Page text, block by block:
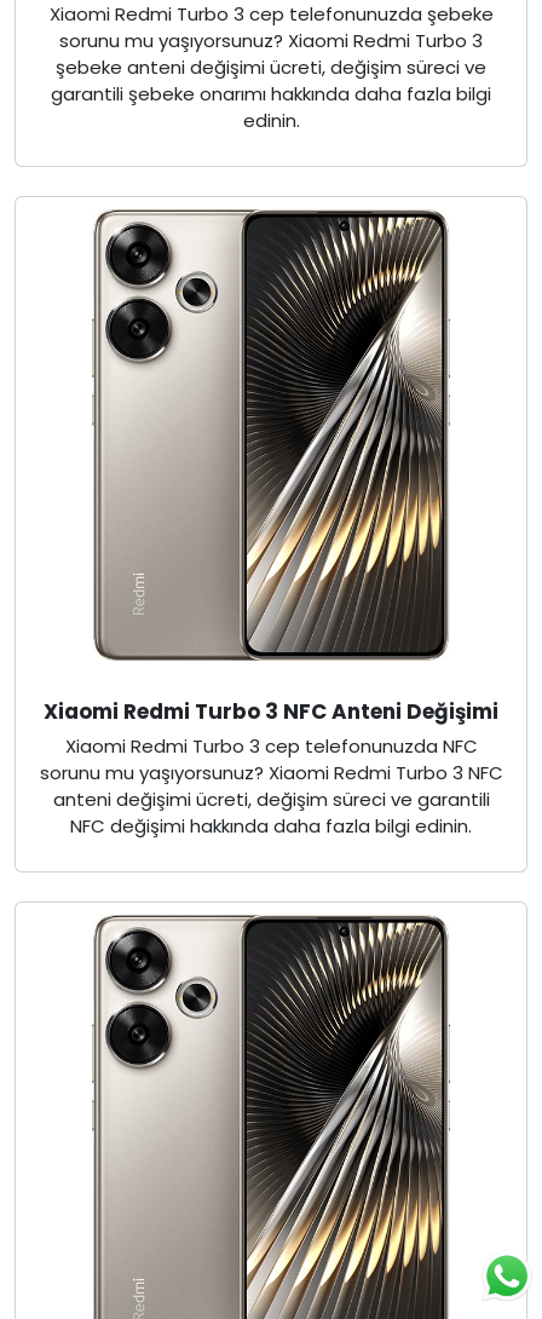
Xiaomi Redmi Turbo 3 cep telefonunuzda şebeke
sorunu mu yaşıyorsunuz? Xiaomi Redmi Turbo 3
şebeke anteni değişimi ücreti, değişim süreci ve
garantili şebeke onarımı hakkında daha fazla bilgi
edinin.
Xiaomi Redmi Turbo 3 NFC Anteni Değişimi
Xiaomi Redmi Turbo 3 cep telefonunuzda NFC
sorunu mu yaşıyorsunuz? Xiaomi Redmi Turbo 3 NFC
anteni değişimi ücreti, değişim süreci ve garantili
NFC değişimi hakkında daha fazla bilgi edinin.